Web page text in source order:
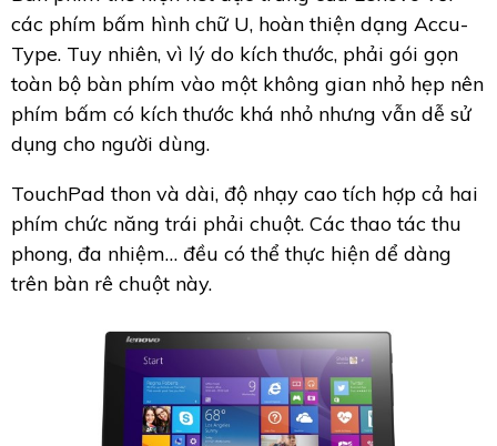
các phím bấm hình chữ U, hoàn thiện dạng Accu-
Type. Tuy nhiên, vì lý do kích thước, phải gói gọn
toàn bộ bàn phím vào một không gian nhỏ hẹp nên
phím bấm có kích thước khá nhỏ nhưng vẫn dễ sử
dụng cho người dùng.
TouchPad thon và dài, độ nhạy cao tích hợp cả hai
phím chức năng trái phải chuột. Các thao tác thu
phong, đa nhiệm… đều có thể thực hiện dể dàng
trên bàn rê chuột này.